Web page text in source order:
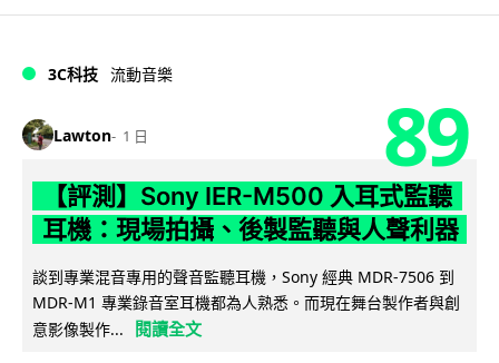
3C科技 流動音樂
Lawton 1 日 89
【評測】Sony IER-M500 入耳式監聽
耳機：現場拍攝、後製監聽與人聲利器
談到專業混音專用的聲音監聽耳機，Sony 經典 MDR-7506 到
MDR-M1 專業錄音室耳機都為人熟悉。而現在舞台製作者與創
意影像製作...
閱讀全文